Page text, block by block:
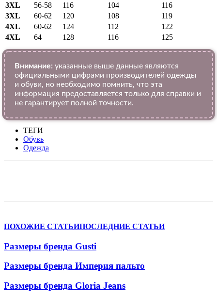
3XL
56-58 116 104
116
3XL
60-62 120 108
119
4XL
60-62 124 112
122
4XL
64 128 116 125
Внимание: указанные выше данные являются
официальными цифрами производителей одежды
и обуви, но необходимо помнить, что эта
информация предоставляется только для справки и
не гарантирует полной точности.
ТЕГИ
Обувь
Одежда
ПОХОЖИЕ СТАТЬИПОСЛЕДНИЕ СТАТЬИ
Размеры бренда Gusti
Размеры бренда Империя пальто
Размеры бренда Gloria Jeans